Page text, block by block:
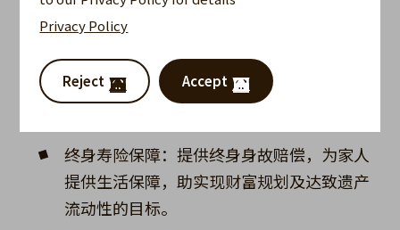
的保费提供寿险保障，能助累积及守护财富，配合
遗产或业务规划需求。
通过Universal Life Alpha Pro (Bermuda)，您可以
终身寿险保障：提供终身身故赔偿，为家人
提供生活保障，助实现财富规划及达致遗产
流动性的目标。
Privacy Policy
Reject Accept